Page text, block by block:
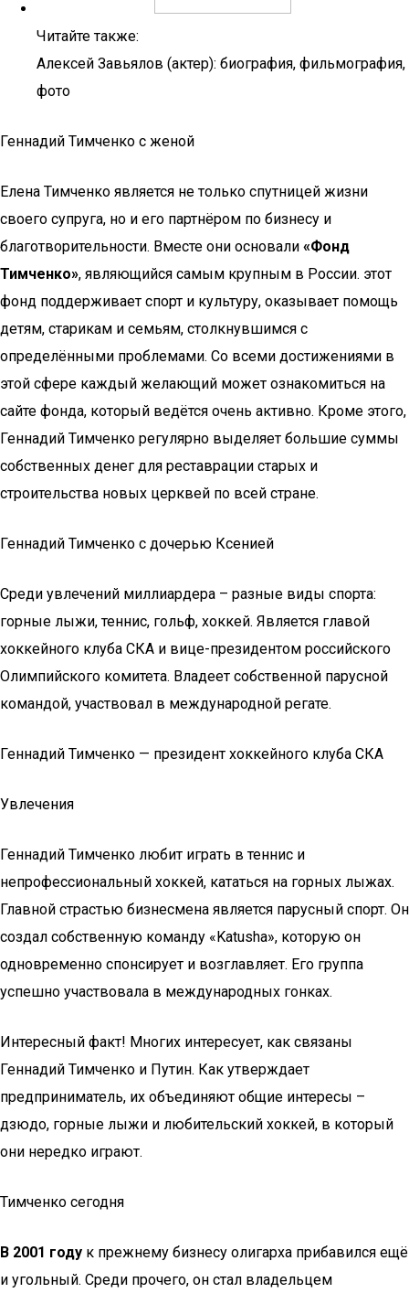
Читайте также:
Алексей Завьялов (актер): биография, фильмография,
фото
Геннадий Тимченко с женой
Елена Тимченко является не только спутницей жизни
своего супруга, но и его партнёром по бизнесу и
благотворительности. Вместе они основали «Фонд
Тимченко», являющийся самым крупным в России. этот
фонд поддерживает спорт и культуру, оказывает помощь
детям, старикам и семьям, столкнувшимся с
определёнными проблемами. Со всеми достижениями в
этой сфере каждый желающий может ознакомиться на
сайте фонда, который ведётся очень активно. Кроме этого,
Геннадий Тимченко регулярно выделяет большие суммы
собственных денег для реставрации старых и
строительства новых церквей по всей стране.
Геннадий Тимченко с дочерью Ксенией
Среди увлечений миллиардера – разные виды спорта:
горные лыжи, теннис, гольф, хоккей. Является главой
хоккейного клуба СКА и вице-президентом российского
Олимпийского комитета. Владеет собственной парусной
командой, участвовал в международной регате.
Геннадий Тимченко — президент хоккейного клуба СКА
Увлечения
Геннадий Тимченко любит играть в теннис и
непрофессиональный хоккей, кататься на горных лыжах.
Главной страстью бизнесмена является парусный спорт. Он
создал собственную команду «Katusha», которую он
одновременно спонсирует и возглавляет. Его группа
успешно участвовала в международных гонках.
Интересный факт! Многих интересует, как связаны
Геннадий Тимченко и Путин. Как утверждает
предприниматель, их объединяют общие интересы –
дзюдо, горные лыжи и любительский хоккей, в который
они нередко играют.
Тимченко сегодня
В 2001 году к прежнему бизнесу олигарха прибавился ещё
и угольный. Среди прочего, он стал владельцем